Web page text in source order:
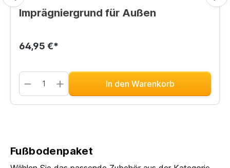
Imprägniergrund für Außen
64,95 €*
In den Warenkorb
Fußbodenpaket